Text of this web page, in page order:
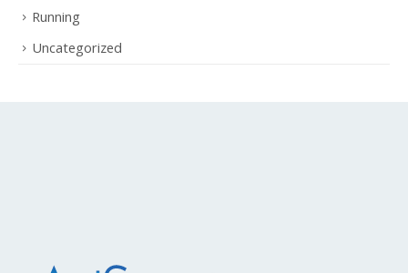
Running
Uncategorized